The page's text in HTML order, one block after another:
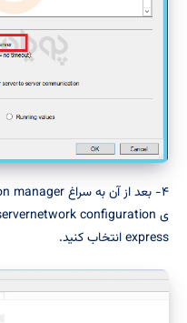
express انتخاب کنید.